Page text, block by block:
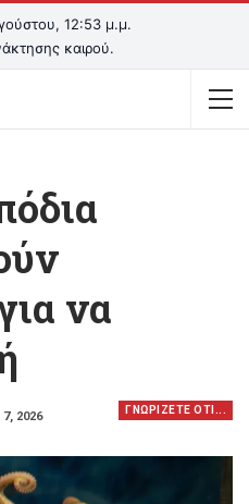
12:54 μ.μ.
καιρού.
να
ΓΝΩΡΙΖΕΤΕ ΟΤΙ...
7, 2026